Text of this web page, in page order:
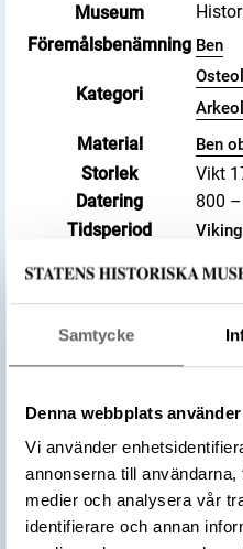
Samtycke
Denna webbplats
Vi använder
annonserna till
medier och analysera vår
identifierare och annan
Museum
Föremålsbenämning Ben
Kategori
Material Ben
Storlek
Vikt
Datering
800
Tidsperiod
Andra nummer
Osteologisk
artbedömning
Omnämns i katalog
Förvärvsmetod
KML
Förvärvsdatum
2000